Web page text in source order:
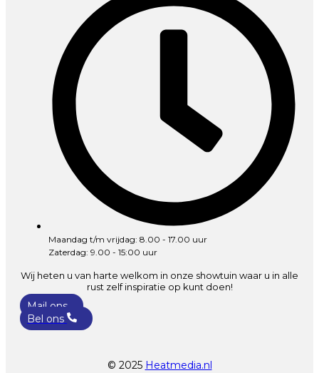
Maandag t/m vrijdag: 8.00 - 17.00 uur
Zaterdag: 9.00 - 15:00 uur
Wij heten u van harte welkom in onze showtuin waar u in alle
rust zelf inspiratie op kunt doen!
Mail ons
Bel ons
© 2025 Heatmedia.nl